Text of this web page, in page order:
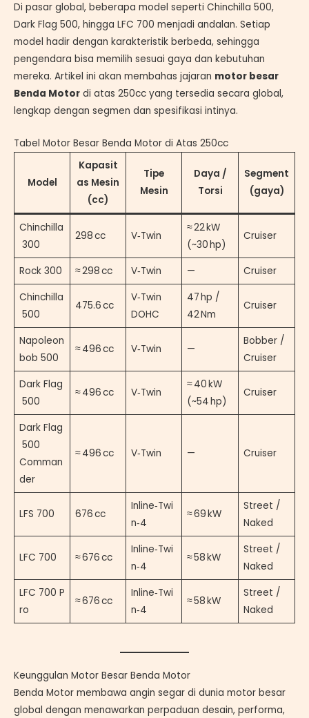
Di pasar global, beberapa model seperti Chinchilla 500,
Dark Flag 500, hingga LFC 700 menjadi andalan. Setiap
model hadir dengan karakteristik berbeda, sehingga
pengendara bisa memilih sesuai gaya dan kebutuhan
mereka. Artikel ini akan membahas jajaran motor besar
Benda Motor di atas 250cc yang tersedia secara global,
lengkap dengan segmen dan spesifikasi intinya.
Tabel Motor Besar Benda Motor di Atas 250cc
Model
Kapasit
as Mesin
(cc)
Tipe
Mesin
Daya /
Torsi
Segment
(gaya)
Chinchilla
300
298 cc V‑Twin
≈ 22 kW
(~30 hp)
Cruiser
Rock 300 ≈ 298 cc V‑Twin —
Cruiser
Chinchilla
500
475.6 cc
V‑Twin
DOHC
47 hp /
42 Nm
Cruiser
Napoleon
bob 500
≈ 496 cc V‑Twin —
Bobber /
Cruiser
Dark Flag
500
≈ 496 cc V‑Twin
≈ 40 kW
(~54 hp)
Cruiser
Dark Flag
500
Comman
der
≈ 496 cc V‑Twin — Cruiser
LFS 700 676 cc
Inline‑Twi
n‑4
≈ 69 kW
Street /
Naked
LFC 700 ≈ 676 cc
Inline‑Twi
n‑4
≈ 58 kW
Street /
Naked
LFC 700 P
ro
≈ 676 cc
Inline‑Twi
n‑4
≈ 58 kW
Street /
Naked
Keunggulan Motor Besar Benda Motor
Benda Motor membawa angin segar di dunia motor besar
global dengan menawarkan perpaduan desain, performa,